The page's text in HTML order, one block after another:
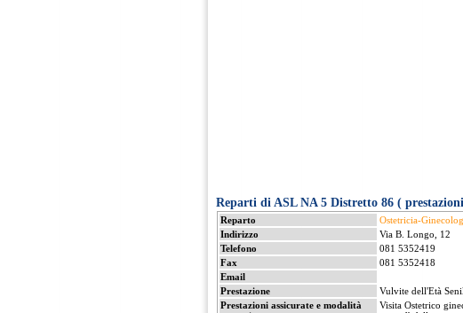
Reparti di ASL NA 5 Distretto 86 (
Reparto
Ostetricia-
Indirizzo
Via B. Longo, 12
Telefono
081 5352419
Fax
081 5352418
Email
Prestazione
Vulvite dell'Età
Prestazioni assicurate e modalità
Visita Ostetrico